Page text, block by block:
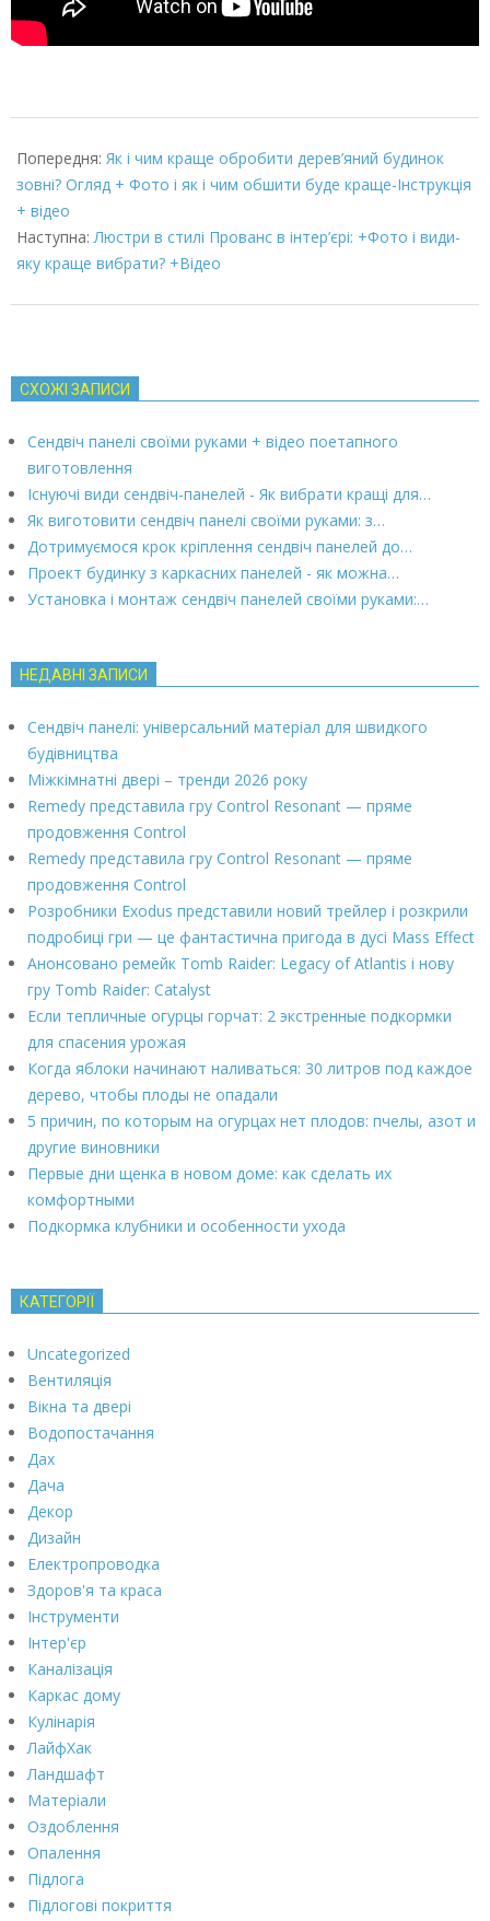
03-
07
Попередня: Як і чим краще обробити дерев’яний будинок
зовні? Огляд + Фото і як і чим обшити буде краще-Інструкція
+ відео
Наступна: Люстри в стилі Прованс в інтер’єрі: +Фото і види-
яку краще вибрати? +Відео
СХОЖІ ЗАПИСИ
Сендвіч панелі своїми руками + відео поетапного
виготовлення
Існуючі види сендвіч-панелей - Як вибрати кращі для…
Як виготовити сендвіч панелі своїми руками: з…
Дотримуємося крок кріплення сендвіч панелей до…
Проект будинку з каркасних панелей - як можна…
Установка і монтаж сендвіч панелей своїми руками:…
НЕДАВНІ ЗАПИСИ
Сендвіч панелі: універсальний матеріал для швидкого
будівництва
Міжкімнатні двері – тренди 2026 року
Remedy представила гру Control Resonant — пряме
продовження Control
Remedy представила гру Control Resonant — пряме
продовження Control
Розробники Exodus представили новий трейлер і розкрили
подробиці гри — це фантастична пригода в дусі Mass Effect
Анонсовано ремейк Tomb Raider: Legacy of Atlantis і нову
гру Tomb Raider: Catalyst
Если тепличные огурцы горчат: 2 экстренные подкормки
для спасения урожая
Когда яблоки начинают наливаться: 30 литров под каждое
дерево, чтобы плоды не опадали
5 причин, по которым на огурцах нет плодов: пчелы, азот и
другие виновники
Первые дни щенка в новом доме: как сделать их
комфортными
Подкормка клубники и особенности ухода
КАТЕГОРІЇ
Uncategorized
Вентиляція
Вікна та двері
Водопостачання
Дах
Дача
Декор
Дизайн
Електропроводка
Здоров'я та краса
Інструменти
Інтер'єр
Каналізація
Каркас дому
Кулінарія
ЛайфХак
Ландшафт
Матеріали
Оздоблення
Опалення
Підлога
Підлогові покриття